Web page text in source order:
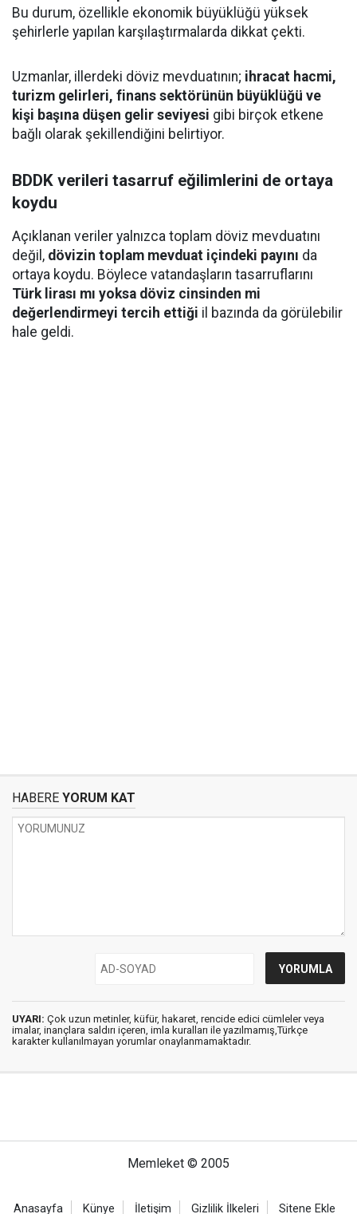
Bu durum, özellikle ekonomik büyüklüğü yüksek
şehirlerle yapılan karşılaştırmalarda dikkat çekti.
Uzmanlar, illerdeki döviz mevduatının; ihracat hacmi,
turizm gelirleri, finans sektörünün büyüklüğü ve
kişi başına düşen gelir seviyesi gibi birçok etkene
bağlı olarak şekillendiğini belirtiyor.
BDDK verileri tasarruf eğilimlerini de ortaya
koydu
Açıklanan veriler yalnızca toplam döviz mevduatını
değil, dövizin toplam mevduat içindeki payını da
ortaya koydu. Böylece vatandaşların tasarruflarını
Türk lirası mı yoksa döviz cinsinden mi
değerlendirmeyi tercih ettiği il bazında da görülebilir
hale geldi.
HABERE YORUM KAT
UYARI: Çok uzun metinler, küfür, hakaret, rencide edici cümleler veya
imalar, inançlara saldırı içeren, imla kuralları ile yazılmamış,Türkçe
karakter kullanılmayan yorumlar onaylanmamaktadır.
Memleket © 2005
Anasayfa Künye İletişim Gizlilik İlkeleri Sitene Ekle